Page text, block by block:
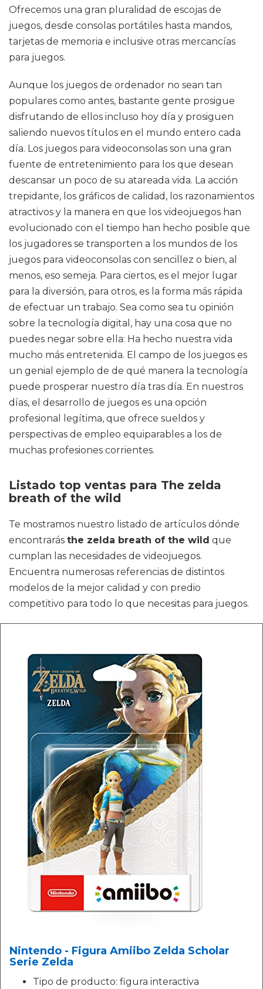
Ofrecemos una gran pluralidad de escojas de
juegos, desde consolas portátiles hasta mandos,
tarjetas de memoria e inclusive otras mercancías
para juegos.
Aunque los juegos de ordenador no sean tan
populares como antes, bastante gente prosigue
disfrutando de ellos incluso hoy día y prosiguen
saliendo nuevos títulos en el mundo entero cada
día. Los juegos para videoconsolas son una gran
fuente de entretenimiento para los que desean
descansar un poco de su atareada vida. La acción
trepidante, los gráficos de calidad, los razonamientos
atractivos y la manera en que los videojuegos han
evolucionado con el tiempo han hecho posible que
los jugadores se transporten a los mundos de los
juegos para videoconsolas con sencillez o bien, al
menos, eso semeja. Para ciertos, es el mejor lugar
para la diversión, para otros, es la forma más rápida
de efectuar un trabajo. Sea como sea tu opinión
sobre la tecnología digital, hay una cosa que no
puedes negar sobre ella: Ha hecho nuestra vida
mucho más entretenida. El campo de los juegos es
un genial ejemplo de de qué manera la tecnología
puede prosperar nuestro día tras día. En nuestros
días, el desarrollo de juegos es una opción
profesional legítima, que ofrece sueldos y
perspectivas de empleo equiparables a los de
muchas profesiones corrientes.
Listado top ventas para The zelda
breath of the wild
Te mostramos nuestro listado de artículos dónde
encontrarás the zelda breath of the wild que
cumplan las necesidades de videojuegos.
Encuentra numerosas referencias de distintos
modelos de la mejor calidad y con predio
competitivo para todo lo que necesitas para juegos.
Nintendo - Figura Amiibo Zelda Scholar
Serie Zelda
Tipo de producto: figura interactiva